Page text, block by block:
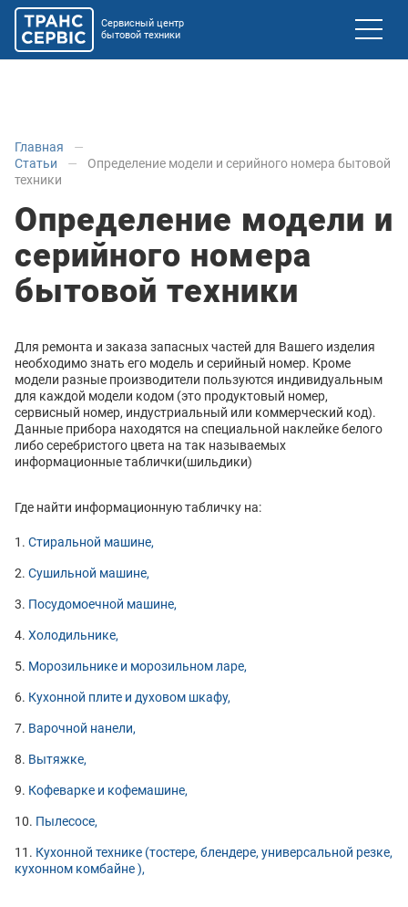
Сервисный центр
бытовой техники
Главная
Статьи
Определение модели и серийного номера бытовой
техники
Определение модели и
серийного номера
бытовой техники
Для ремонта и заказа запасных частей для Вашего изделия
необходимо знать его модель и серийный номер. Кроме
модели разные производители пользуются индивидуальным
для каждой модели кодом (это продуктовый номер,
сервисный номер, индустриальный или коммерческий код).
Данные прибора находятся на специальной наклейке белого
либо серебристого цвета на так называемых
информационные таблички(шильдики)
Где найти информационную табличку на:
Стиральной машине,
Сушильной машине,
Посудомоечной машине,
Холодильнике,
Морозильнике и морозильном ларе,
Кухонной плите и духовом шкафу,
Варочной нанели,
Вытяжке,
Кофеварке и кофемашине,
Пылесосе,
Кухонной технике (тостере, блендере, универсальной резке,
кухонном комбайне ),